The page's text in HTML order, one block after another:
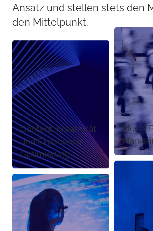
Ansatz und stellen stets den
den Mittelpunkt.
Content, Kreativität
und Experience-
Optimierung
Media